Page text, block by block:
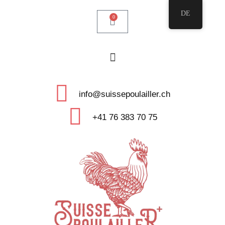
0
info@suissepoulailler.ch
+41 76 383 70 75
DE